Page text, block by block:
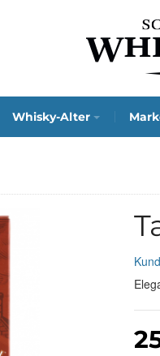
Whisky-Alter